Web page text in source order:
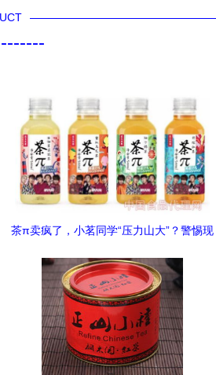
茶π卖疯了，小茗同学“压力山大”？警惕现